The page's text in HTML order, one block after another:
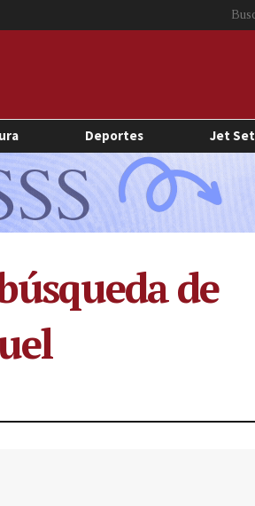
Deportes Jet Set
de